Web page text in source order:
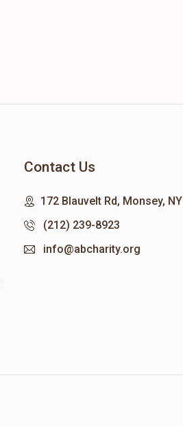
Contact Us
172 Blauvelt Rd, Monsey, NY
(212) 239-8923
info@abcharity.org